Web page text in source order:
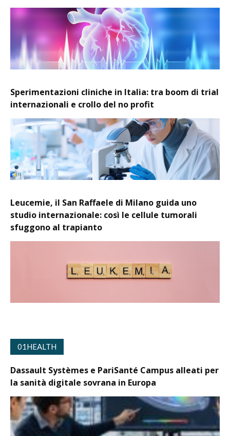
Sperimentazioni cliniche in Italia: tra boom di trial
internazionali e crollo del no profit
Leucemie, il San Raffaele di Milano guida uno
studio internazionale: così le cellule tumorali
sfuggono al trapianto
01HEALTH
Dassault Systèmes e PariSanté Campus alleati per
la sanità digitale sovrana in Europa